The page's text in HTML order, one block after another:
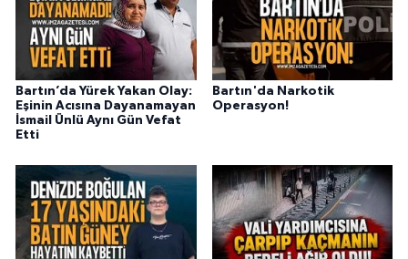
Bartın’da Yürek Yakan Olay:
Eşinin Acısına Dayanamayan
İsmail Ünlü Aynı Gün Vefat
Etti
Bartın'da Narkotik
Operasyon!